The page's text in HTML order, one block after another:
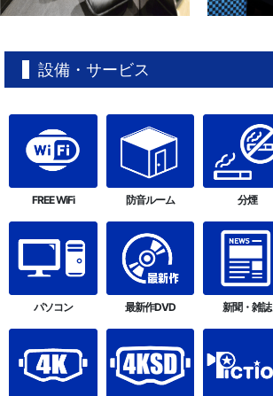
設備・サービス
FREE WiFi 防音ルーム 分煙
パソコン 最新作DVD 新聞・雑誌